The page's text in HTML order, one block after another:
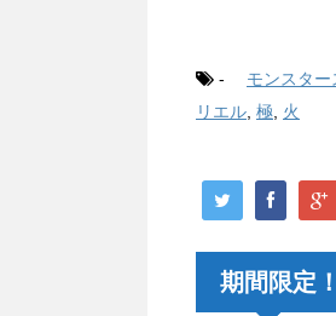
- モンスター
リエル 極 火
期間限定